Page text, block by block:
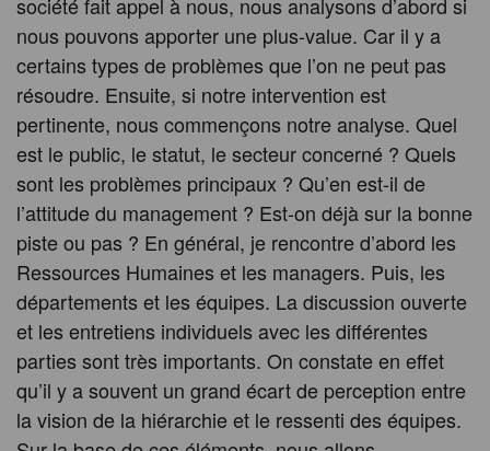
société fait appel à nous, nous analysons d’abord si
nous pouvons apporter une plus-value. Car il y a
certains types de problèmes que l’on ne peut pas
résoudre. Ensuite, si notre intervention est
pertinente, nous commençons notre analyse. Quel
est le public, le statut, le secteur concerné ? Quels
sont les problèmes principaux ? Qu’en est-il de
l’attitude du management ? Est-on déjà sur la bonne
piste ou pas ? En général, je rencontre d’abord les
Ressources Humaines et les managers. Puis, les
départements et les équipes. La discussion ouverte
et les entretiens individuels avec les différentes
parties sont très importants. On constate en effet
qu’il y a souvent un grand écart de perception entre
la vision de la hiérarchie et le ressenti des équipes.